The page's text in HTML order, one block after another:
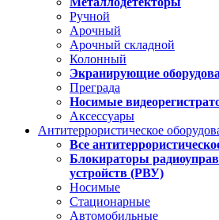
Ручной
Арочный
Арочный складной
Колонный
Экранирующие
Преграда
Носимые
Аксессуары
Антитеррористическое
Все
Блокираторы
устройств (РВУ)
Носимые
Стационарные
Автомобильные